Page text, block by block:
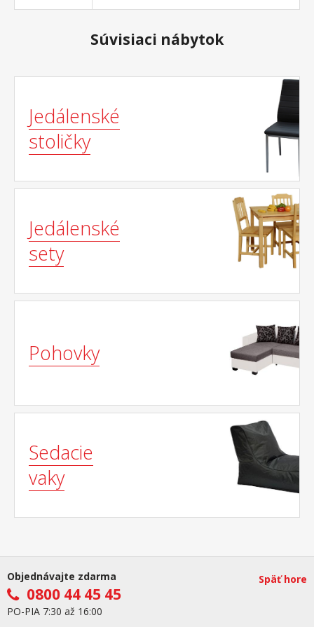
Súvisiaci nábytok
Jedálenské
stoličky
Jedálenské
sety
Pohovky
Sedacie
vaky
Objednávajte zdarma
0800 44 45 45
PO-PIA 7:30 až 16:00
Späť hore